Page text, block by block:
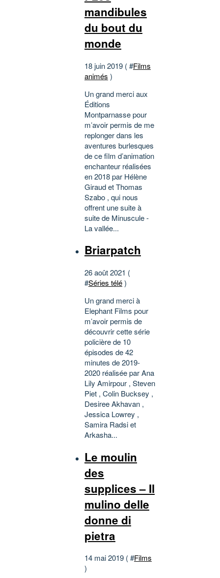
mandibules
du bout du
monde
18 juin 2019 ( #Films
animés )
Un grand merci aux
Éditions
Montparnasse pour
m’avoir permis de me
replonger dans les
aventures burlesques
de ce film d’animation
enchanteur réalisées
en 2018 par Hélène
Giraud et Thomas
Szabo , qui nous
offrent une suite à
suite de Minuscule -
La vallée...
Briarpatch
26 août 2021 (
#Séries télé)
Un grand merci à
Elephant Films pour
m’avoir permis de
découvrir cette série
policière de 10
épisodes de 42
minutes de 2019-
2020 réalisée par Ana
Lily Amirpour , Steven
Piet , Colin Bucksey ,
Desiree Akhavan ,
Jessica Lowrey ,
Samira Radsi et
Arkasha...
Le moulin
des
supplices – Il
mulino delle
donne di
pietra
14 mai 2019 ( #Films
)